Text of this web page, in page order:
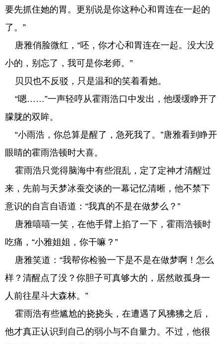
要先抓住她的胃。更别说是你这种心和胃连在一起的
了。”
唐雅俏脸微红，“呸，你才心和胃连在一起。没大没
小的，别忘了，我可是你老师。”
贝贝也不反驳，只是温和的笑着看她。
“嗯……”一声轻哼从霍雨浩口中发出，他缓缓睁开了
朦胧的双眸。
“小雨浩，你总算是醒了，急死我了。”唐雅看到睁开
眼睛的霍雨浩顿时大喜。
霍雨浩只觉得脑海中有些混乱，定了定神才清醒过
来，先前与天梦冰蚕交谈的一幕记忆清晰，他不禁下
意识的自言自语道：“我真的不是在做梦么？”
唐雅嘻嘻一笑，在他手臂上掐了一下，霍雨浩顿时
吃痛，“小雅姐姐，你干嘛？”
唐雅笑道：“我帮你检验一下是不是在做梦啊！怎么
样？清醒点了没？你胆子可真够大的，居然敢孤身一
人前往星斗大森林。”
霍雨浩有些尴尬的挠挠头，在遭遇了风狒狒之后，
他才真正认识到自己的弱小与不自量力。不过，他很